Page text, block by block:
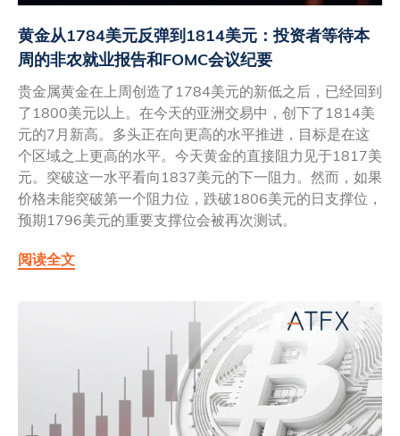
黄金从1784美元反弹到1814美元：投资者等待本
周的非农就业报告和FOMC会议纪要
贵金属黄金在上周创造了1784美元的新低之后，已经回到
了1800美元以上。在今天的亚洲交易中，创下了1814美
元的7月新高。多头正在向更高的水平推进，目标是在这
个区域之上更高的水平。今天黄金的直接阻力见于1817美
元。突破这一水平看向1837美元的下一阻力。然而，如果
价格未能突破第一个阻力位，跌破1806美元的日支撑位，
预期1796美元的重要支撑位会被再次测试。
阅读全文